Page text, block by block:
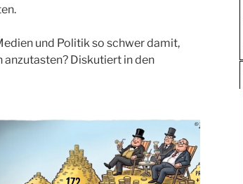
und Politik so schwer damit,
Diskutiert in den